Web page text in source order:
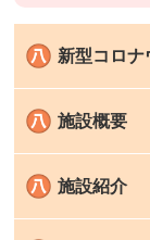
新型コロ
施設概要
施設紹介